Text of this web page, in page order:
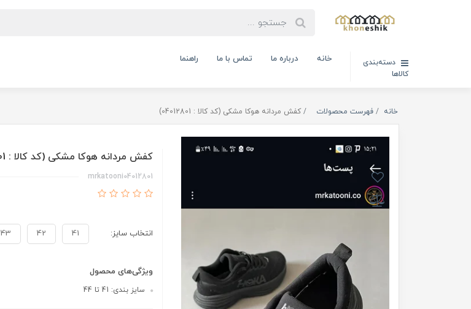
دسته‌بندی
کالاها
خانه درباره ما تماس با ما راهنما
خانه فهرست محصولات کفش مردانه هوکا مشکی (کد کالا : 04012801)
کفش مردانه هوکا مشکی (کد کالا : 04012801)
mrkatooni04012801
انتخاب سایز: 41
42
43
ویژگی‌های محصول
سایز بندی: 41 تا 44